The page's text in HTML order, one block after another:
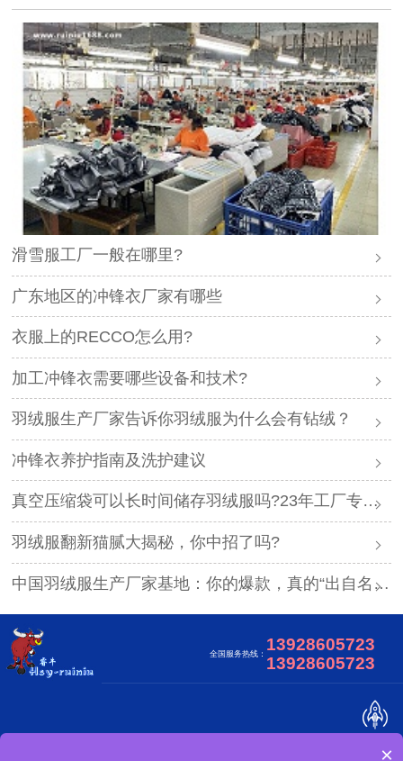
滑雪服工厂一般在哪里?
广东地区的冲锋衣厂家有哪些
衣服上的RECCO怎么用?
加工冲锋衣需要哪些设备和技术?
羽绒服生产厂家告诉你羽绒服为什么会有钻绒？
冲锋衣养护指南及洗护建议
真空压缩袋可以长时间储存羽绒服吗?23年工厂专业解答
羽绒服翻新猫腻大揭秘，你中招了吗?
中国羽绒服生产厂家基地：你的爆款，真的“出自名门”吗？
全国服务热线： 13928605723
13928605723
×